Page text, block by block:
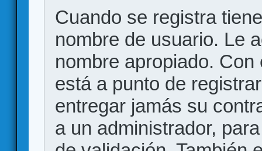
Cuando se registra
nombre de usuario. Le
nombre apropiado.
está a punto de
entregar jamás su
a un administrador,